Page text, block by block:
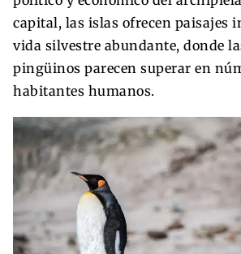
capital, las islas ofrecen paisajes
vida silvestre abundante, donde
pingüinos parecen superar en
habitantes humanos.